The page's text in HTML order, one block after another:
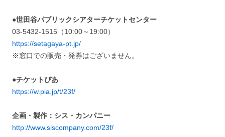
●世田谷パブリックシアターチケットセンター
03-5432-1515（10:00～19:00）
https://setagaya-pt.jp/
※窓口での販売・発券はございません。
●チケットぴあ
https://w.pia.jp/t/23f/
企画・製作：シス・カンパニー
http://www.siscompany.com/23f/